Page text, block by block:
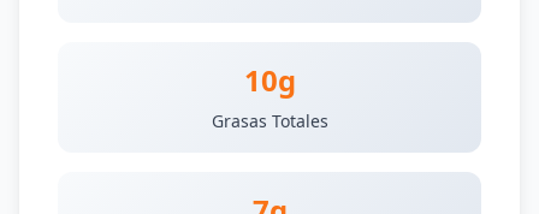
10g
Grasas Totales